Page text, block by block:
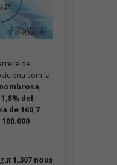
de
com la
del
de 160,7
1.307 nous